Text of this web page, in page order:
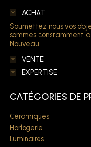
ACHAT
Soumettez nous vos
sommes constamment
Nouveau.
VENTE
EXPERTISE
CATÉGORIES DE
Céramiques
Horlogerie
Luminaires